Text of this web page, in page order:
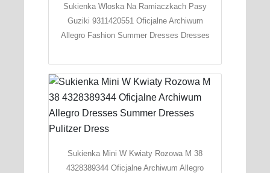
Sukienka Wloska Na Ramiaczkach Pasy
Guziki 9311420551 Oficjalne Archiwum
Allegro Fashion Summer Dresses Dresses
Sukienka Mini W Kwiaty Rozowa M 38
4328389344 Oficjalne Archiwum Allegro